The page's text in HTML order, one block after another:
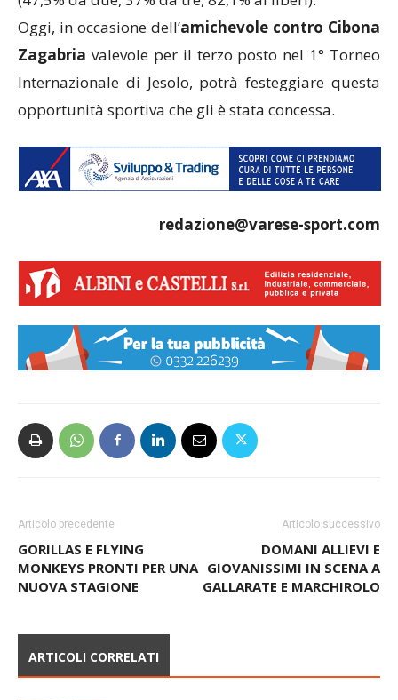
Oggi, in occasione dell’amichevole contro Cibona
Zagabria valevole per il terzo posto nel 1° Torneo
Internazionale di Jesolo, potrà festeggiare questa
opportunità sportiva che gli è stata concessa.
redazione@varese-sport.com
Articolo precedente
GORILLAS E FLYING
MONKEYS PRONTI PER UNA
NUOVA STAGIONE
Articolo successivo
DOMANI ALLIEVI E
GIOVANISSIMI IN SCENA A
GALLARATE E MARCHIROLO
ARTICOLI CORRELATI